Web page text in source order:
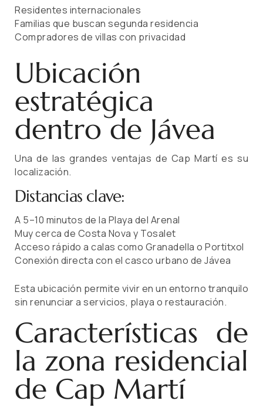
Residentes internacionales
Familias que buscan segunda residencia
Compradores de villas con privacidad
Ubicación
estratégica
dentro de Jávea
Una de las grandes ventajas de Cap Martí es su
localización.
Distancias clave:
A 5–10 minutos de la Playa del Arenal
Muy cerca de Costa Nova y Tosalet
Acceso rápido a calas como Granadella o Portitxol
Conexión directa con el casco urbano de Jávea
Esta ubicación permite vivir en un entorno tranquilo
sin renunciar a servicios, playa o restauración.
Características de
la zona residencial
de Cap Martí